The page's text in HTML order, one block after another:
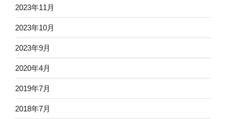
2023年11月
2023年10月
2023年9月
2020年4月
2019年7月
2018年7月